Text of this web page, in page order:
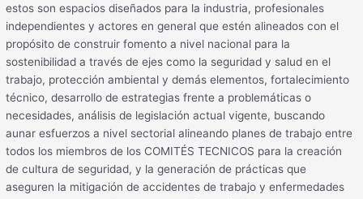
estos son espacios diseñados para la industria, profesionales
independientes y actores en general que estén alineados con el
propósito de construir fomento a nivel nacional para la
sostenibilidad a través de ejes como la seguridad y salud en el
trabajo, protección ambiental y demás elementos, fortalecimiento
técnico, desarrollo de estrategias frente a problemáticas o
necesidades, análisis de legislación actual vigente, buscando
aunar esfuerzos a nivel sectorial alineando planes de trabajo entre
todos los miembros de los COMITÉS TECNICOS para la creación
de cultura de seguridad, y la generación de prácticas que
aseguren la mitigación de accidentes de trabajo y enfermedades